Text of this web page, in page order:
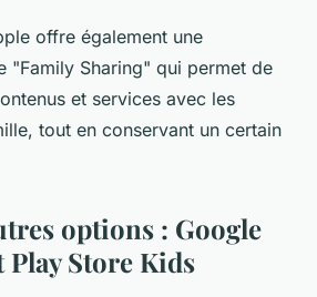
offre également une
"Family Sharing" qui permet de
et services avec les
tout en conservant un certain
options : Google
Play Store Kids